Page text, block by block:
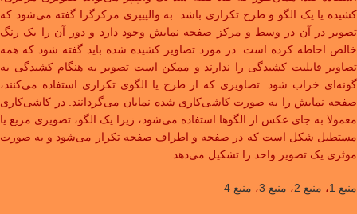
کشیده یا یک الگو و طرح تکراری باشد. به والپیپری مرکزگرا گفته می‌شود که
تصویر در آن در وسط و مرکز صفحه نمایش وجود دارد و دور آن را یک رنگ
خالص احاطه کرده است. در مورد تصاویر کشیده شده باید گفته شود که همه
تصاویر قابلیت کشیدگی را ندارند و ممکن است تصویر به هنگام کشیدگی به
گونه‌ای خراب شود. تصاویری که از طرح یا الگوی تکراری استفاده می‌کنند،
صفحه نمایش را به صورت کاشی‌کاری شده نمایان می‌گردانند. در کاشی‌کاری
معمولا به جای عکس از الگوها استفاده می‌شود، زیرا یک الگو، تصویری مربع یا
مستطیل شکل است که در صفحه و اطراف صفحه تکرار می‌شود و به صورت
موثری یک تصویر واحد را تشکیل می‌دهد.
منبع 1 ، منبع 2 ، منبع 3 ، منبع 4